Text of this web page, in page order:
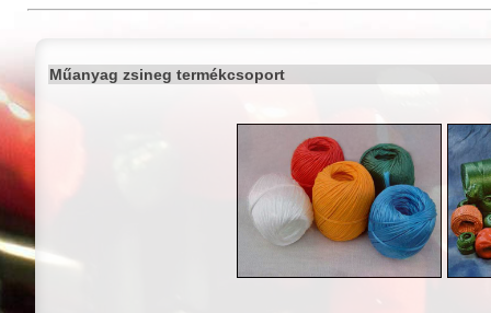
Műanyag zsineg termékcsoport